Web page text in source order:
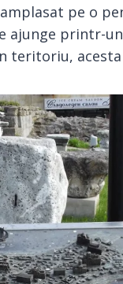
pe o
ajunge printr-
teritoriu,